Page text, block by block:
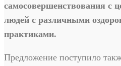
самосовершенствования с
людей с различными
практиками.
Предложение поступило